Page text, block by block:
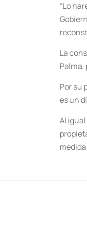
“Lo
La
Palma,
Por su
es un
Al